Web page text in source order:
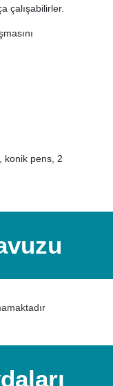
çalışabilirler.
konik pens, 2